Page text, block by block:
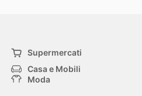
Supermercati
Casa e Mobili
Moda